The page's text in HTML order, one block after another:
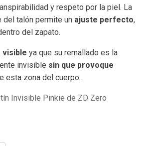
y respeto por la piel. La
del talón permite un ajuste perfecto,
del zapato.
visible ya que su remallado es la
invisible sin que provoque
esta zona del cuerpo..
Invisible Pinkie de ZD Zero